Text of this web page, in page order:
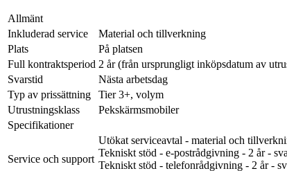
Allmänt
Inkluderad service
Material och tillverkning
Plats
På platsen
Full kontraktsperiod 2 år (från ursprungligt inköpsdatum av
Svarstid
Nästa arbetsdag
Typ av prissättning
Tier 3+, volym
Utrustningsklass
Pekskärmsmobiler
Specifikationer
Service och support
Utökat serviceavtal - material och
Tekniskt stöd - e-postrådgivning - 2 år -
Tekniskt stöd - telefonrådgivning - 2 år -